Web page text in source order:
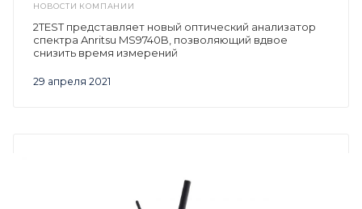
НОВОСТИ КОМПАНИИ
29 апреля 2021
2TEST представляет новый оптический анализатор
спектра Anritsu MS9740B, позволяющий вдвое
снизить время измерений